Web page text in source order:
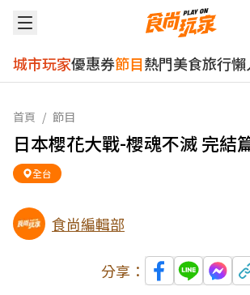
城市玩家優惠券節目熱門美食旅行懶
首頁 / 節目
日本櫻花大戰-櫻魂不滅 完結
全台
食尚編輯部
分享：